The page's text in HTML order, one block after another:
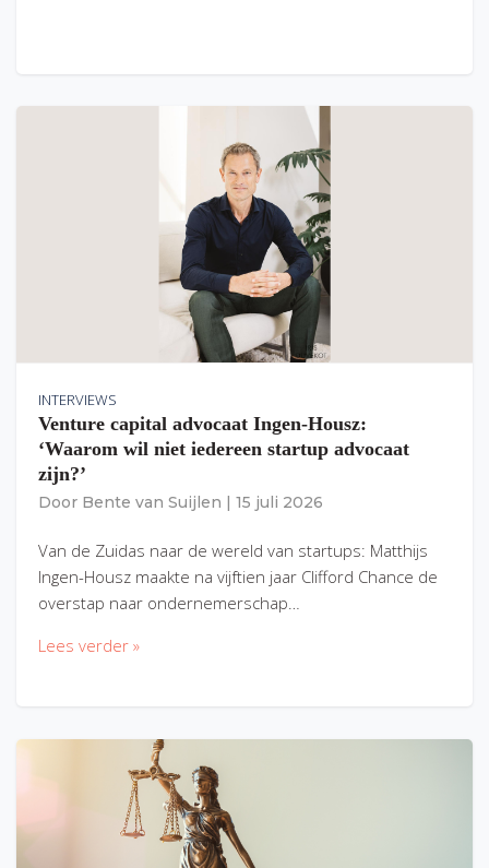
INTERVIEWS
Venture capital advocaat Ingen-Housz:
‘Waarom wil niet iedereen startup advocaat
zijn?’
Door Bente van Suijlen 15 juli 2026
Van de Zuidas naar de wereld van startups: Matthijs
Ingen-Housz maakte na vijftien jaar Clifford Chance de
overstap naar ondernemerschap…
Lees verder »